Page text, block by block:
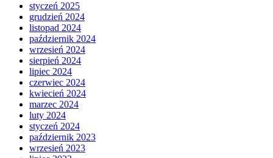
styczeń 2025
grudzień 2024
listopad 2024
październik 2024
wrzesień 2024
sierpień 2024
lipiec 2024
czerwiec 2024
kwiecień 2024
marzec 2024
luty 2024
styczeń 2024
październik 2023
wrzesień 2023